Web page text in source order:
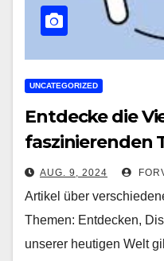
UNCATEGORIZED
Entdecke die
faszinierenden
AUG. 9, 2024
Artikel über
Themen: Entdecken,
unserer heutigen Welt